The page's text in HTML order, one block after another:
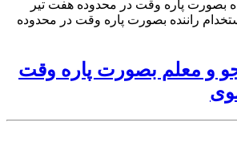
بصورت پاره وقت در محدوده هفت تیر
راننده بصورت پاره وقت در محدوده
و معلم بصورت پاره وقت